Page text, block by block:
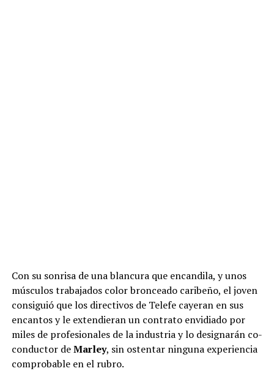
Con su sonrisa de una blancura que encandila, y unos
músculos trabajados color bronceado caribeño, el joven
consiguió que los directivos de Telefe cayeran en sus
encantos y le extendieran un contrato envidiado por
miles de profesionales de la industria y lo designarán co-
conductor deMarley, sin ostentar ninguna experiencia
comprobable en el rubro.